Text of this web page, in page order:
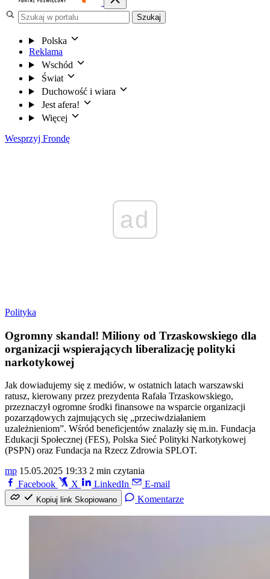
Szukaj
Polska
Reklama
Wschód
Świat
Duchowość i wiara
Jest afera!
Więcej
Wesprzyj Frondę
ad
Polityka
Ogromny skandal! Miliony od Trzaskowskiego dla
organizacji wspierających liberalizację polityki
narkotykowej
Jak dowiadujemy się z mediów, w ostatnich latach warszawski
ratusz, kierowany przez prezydenta Rafała Trzaskowskiego,
przeznaczył ogromne środki finansowe na wsparcie organizacji
pozarządowych zajmujących się „przeciwdziałaniem
uzależnieniom”. Wśród beneficjentów znalazły się m.in. Fundacja
Edukacji Społecznej (FES), Polska Sieć Polityki Narkotykowej
(PSPN) oraz Fundacja na Rzecz Zdrowia SPLOT.
mp 15.05.2025 19:33 2 min czytania
Facebook
X LinkedIn E-mail
Kopiuj link Skopiowano Komentarze